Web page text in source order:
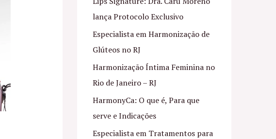
lança Protocolo Exclusivo
Especialista em Harmonização de
Glúteos no RJ
Harmonização Íntima Feminina no
Rio de Janeiro – RJ
HarmonyCa: O que é, Para que
serve e Indicações
Especialista em Tratamentos para